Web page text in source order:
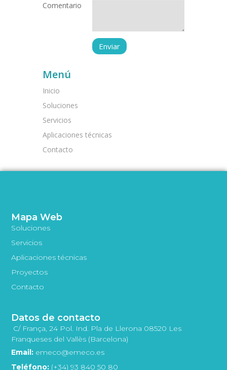
Comentario
Menú
Inicio
Soluciones
Servicios
Aplicaciones técnicas
Contacto
Mapa Web
Soluciones
Servicios
Aplicaciones técnicas
Proyectos
Contacto
Datos de contacto
C/ França, 24 Pol. Ind. Pla de Llerona 08520 Les
Franqueses del Vallès (Barcelona)
Email: emeco@emeco.es
Teléfono: (+34) 93 840 50 80